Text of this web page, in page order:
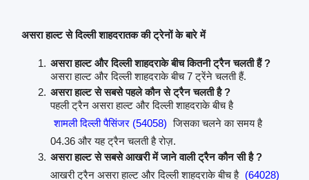
असरा हाल्ट से दिल्ली शाहदरातक की ट्रेनों के बारे में
असरा हाल्ट और दिल्ली शाहदराके बीच कितनी ट्रैन चलती हैं ?
असरा हाल्ट और दिल्ली शाहदराके बीच 7 ट्रेंने चलती हैं.
असरा हाल्ट से सबसे पहले कौन से ट्रैन चलती है ?
पहली ट्रैन असरा हाल्ट और दिल्ली शाहदराके बीच है
शामली दिल्ली पैसिंजर (54058) जिसका चलने का समय है
04.36 और यह ट्रैन चलती है रोज़.
असरा हाल्ट से सबसे आखरी में जाने वाली ट्रैन कौन सी है ?
आखरी ट्रैन असरा हाल्ट और दिल्ली शाहदराके बीच है (64028)